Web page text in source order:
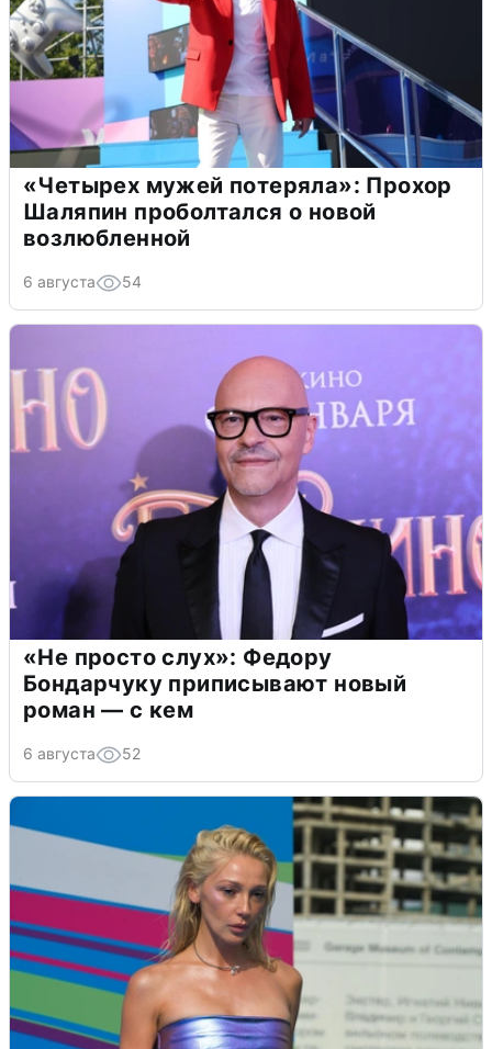
«Четырех мужей потеряла»: Прохор
Шаляпин проболтался о новой
возлюбленной
6 августа 54
«Не просто слух»: Федору
Бондарчуку приписывают новый
роман — с кем
6 августа 52